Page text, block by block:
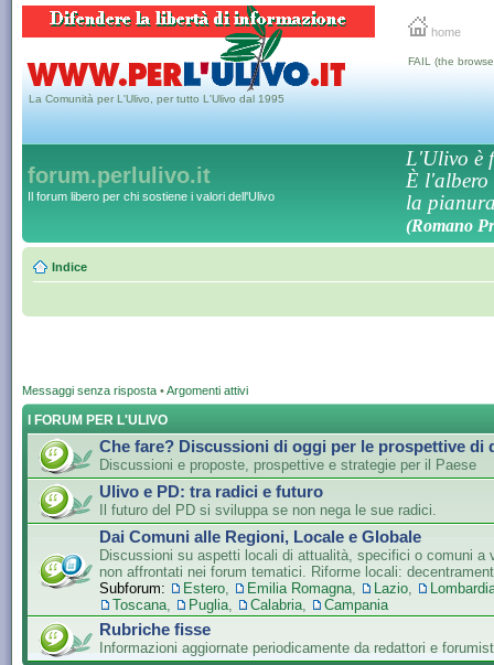
home
La Comunità per L'Ulivo, per tutto L'Ulivo dal 1995
FAIL (the
forum.perlulivo.it
Il forum libero per chi sostiene i valori dell'Ulivo
L'Ulivo è
È l'albero
la
(Romano
Indice
Messaggi senza risposta •Argomenti attivi
I FORUM PER L'ULIVO
Che fare? Discussioni di oggi per le prospettive di
Discussioni e proposte, prospettive e strategie per il Paese
Ulivo e PD: tra radici e futuro
Il futuro del PD si sviluppa se non nega le sue radici.
Dai Comuni alle Regioni, Locale e Globale
Discussioni su aspetti locali di attualità, specifici o comuni a
non affrontati nei forum tematici. Riforme locali:
Subforum:
Estero Emilia Romagna Lazio
Toscana
Puglia Calabria Campania
Rubriche fisse
Informazioni aggiornate periodicamente da redattori e